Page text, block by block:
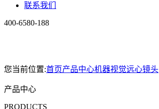
联系我们
400-6580-188
您当前位置:首页产品中心机器视觉远心镜头
产品中心
PRODUCTS